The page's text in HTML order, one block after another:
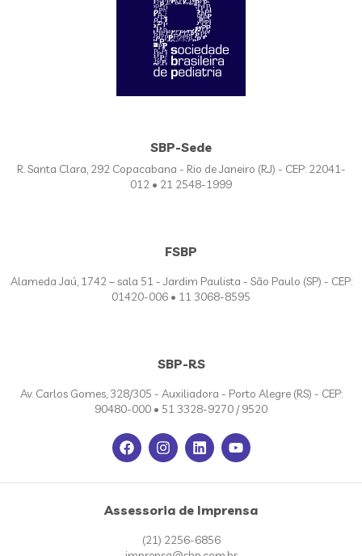
SBP-Sede
R. Santa Clara, 292 Copacabana - Rio de Janeiro (RJ) - CEP: 22041-
012 • 21 2548-1999
FSBP
Alameda Jaú, 1742 – sala 51 - Jardim Paulista - São Paulo (SP) - CEP:
01420-006 • 11 3068-8595
SBP-RS
Av. Carlos Gomes, 328/305 - Auxiliadora - Porto Alegre (RS) - CEP:
90480-000 • 51 3328-9270 / 9520
Assessoria de Imprensa
(21) 2256-6856